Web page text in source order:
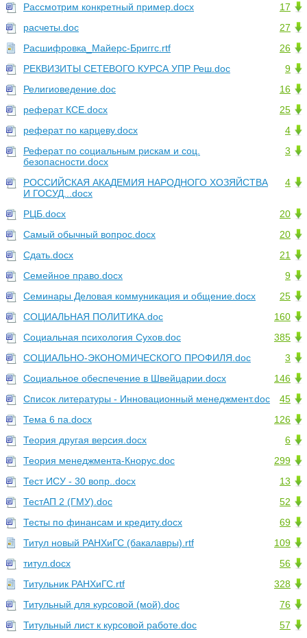
17
Рассмотрим конкретный пример.docx
27
расчеты.doc
26
Расшифровка_Майерс-Бриггс.rtf
9
РЕКВИЗИТЫ СЕТЕВОГО КУРСА УПР Реш.doc
16
Религиоведение.doc
25
реферат КСЕ.docx
4
реферат по карцеву.docx
3
Реферат по социальным рискам и соц.
безопасности.docx
4
РОССИЙСКАЯ АКАДЕМИЯ НАРОДНОГО ХОЗЯЙСТВА
И ГОСУД...docx
20
РЦБ.docx
20
Самый обычный вопрос.docx
21
Сдать.docx
9
Семейное право.docx
25
Семинары Деловая коммуникация и общение.docx
160
СОЦИАЛЬНАЯ ПОЛИТИКА.doc
385
Социальная психология Сухов.doc
3
СОЦИАЛЬНО-ЭКОНОМИЧЕСКОГО ПРОФИЛЯ.doc
146
Социальное обеспечение в Швейцарии.docx
45
Список литературы - Инновационный менеджмент.doc
126
Тема 6 па.docx
6
Теория другая версия.docx
299
Теория менеджмента-Кнорус.doc
13
Тест ИСУ - 30 вопр..docx
52
ТестАП 2 (ГМУ).doc
69
Тесты по финансам и кредиту.docx
109
Титул новый РАНХиГС (бакалавры).rtf
56
титул.docx
328
Титульник РАНХиГС.rtf
76
Титульный для курсовой (мой).doc
57
Титульный лист к курсовой работе.doc